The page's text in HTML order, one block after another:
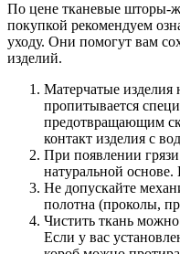
По цене тканевые шторы-
покупкой рекомендуем
уходу. Они помогут вам
изделий.
Матерчатые изделия
пропитывается
предотвращающим
контакт изделия с
При появлении
натуральной основе.
Не допускайте
полотна (проколы,
Чистить ткань
Если у вас